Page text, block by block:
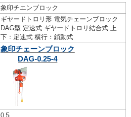
象印チエンブロック
ギヤードトロリ形 電気チェーンブロック
DAG型 定速式 ギヤードトロリ結合式 上
下：定速式 横行：鎖動式
象印チェーンブロック
DAG-0.25-4
0.5